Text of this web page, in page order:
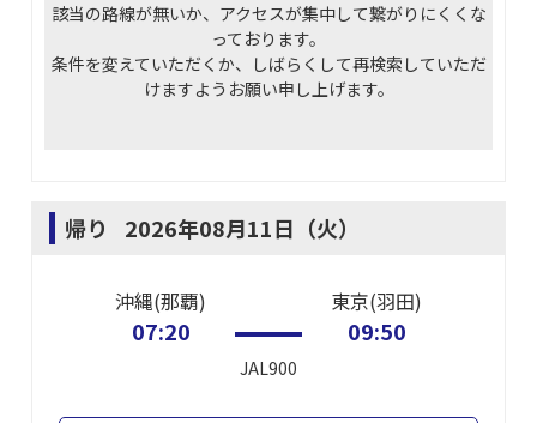
該当の路線が無いか、アクセスが集中して繋がりにくくな
っております。
条件を変えていただくか、しばらくして再検索していただ
けますようお願い申し上げます。
帰り 2026年08月11日（火）
沖縄(那覇)
07:20
JAL900
東京(羽田)
09:50